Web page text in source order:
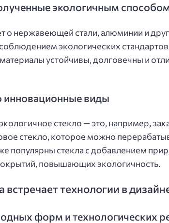
экологичным
о нержавеющей стали, алюминии и
экологических
устойчивы, долговечны и
инновационные виды
стекло — это, например,
стекло, которое можно
популярны стекла с добавлением
повышающих экологичность.
встречает технологии в
форм и технологических